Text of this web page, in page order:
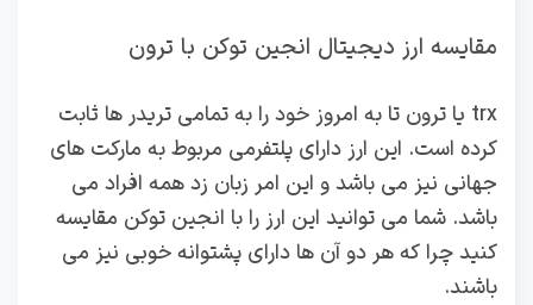
مقایسه ارز دیجیتال انجین توکن با ترون
trx یا ترون تا به امروز خود را به تمامی تریدر ها ثابت
کرده است. این ارز دارای پلتفرمی مربوط به مارکت های
جهانی نیز می باشد و این امر زبان زد همه افراد می
باشد. شما می توانید این ارز را با انجین توکن مقایسه
کنید چرا که هر دو آن ها دارای پشتوانه خوبی نیز می
باشند.